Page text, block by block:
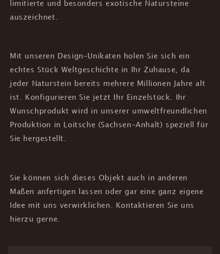
limitierte und besonders exotische Natursteine
auszeichnet.
Mit unseren Design-Unikaten holen Sie sich ein
echtes Stück Weltgeschichte in Ihr Zuhause, da
jeder Naturstein bereits mehrere Millionen Jahre alt
ist. Konfigurieren Sie jetzt Ihr Einzelstück. Ihr
Wunschprodukt wird in unserer umweltfreundlichen
Produktion in Loitsche (Sachsen-Anhalt) speziell für
Sie hergestellt.
Sie können sich dieses Objekt auch in anderen
Maßen anfertigen lassen oder gar eine ganz eigene
Idee mit uns verwirklichen. Kontaktieren Sie uns
hierzu gerne.